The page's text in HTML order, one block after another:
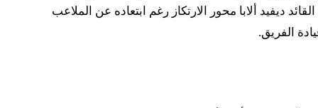
نجومه الذين قادوه للتأهل للمونديال بعد غياب دام 28 عاماً. يُتوقع أن يكون القائد ديفيد ألابا محور الارتكاز رغم ابتعاده عن الملاعب
الفريق.